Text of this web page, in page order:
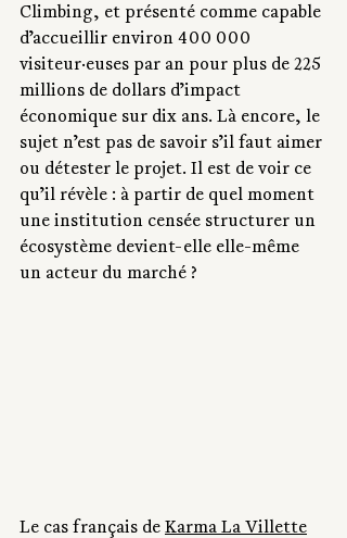
Climbing, et présenté comme capable
d’accueillir environ 400 000
visiteur·euses par an pour plus de 225
millions de dollars d’impact
économique sur dix ans. Là encore, le
sujet n’est pas de savoir s’il faut aimer
ou détester le projet. Il est de voir ce
qu’il révèle : à partir de quel moment
une institution censée structurer un
écosystème devient-elle elle-même
un acteur du marché ?
Le cas français de Karma La Villette